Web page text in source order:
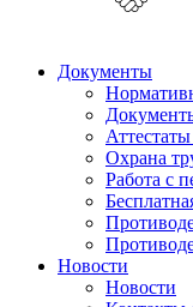
Документы
Охрана
Работа с
Новости
Новости